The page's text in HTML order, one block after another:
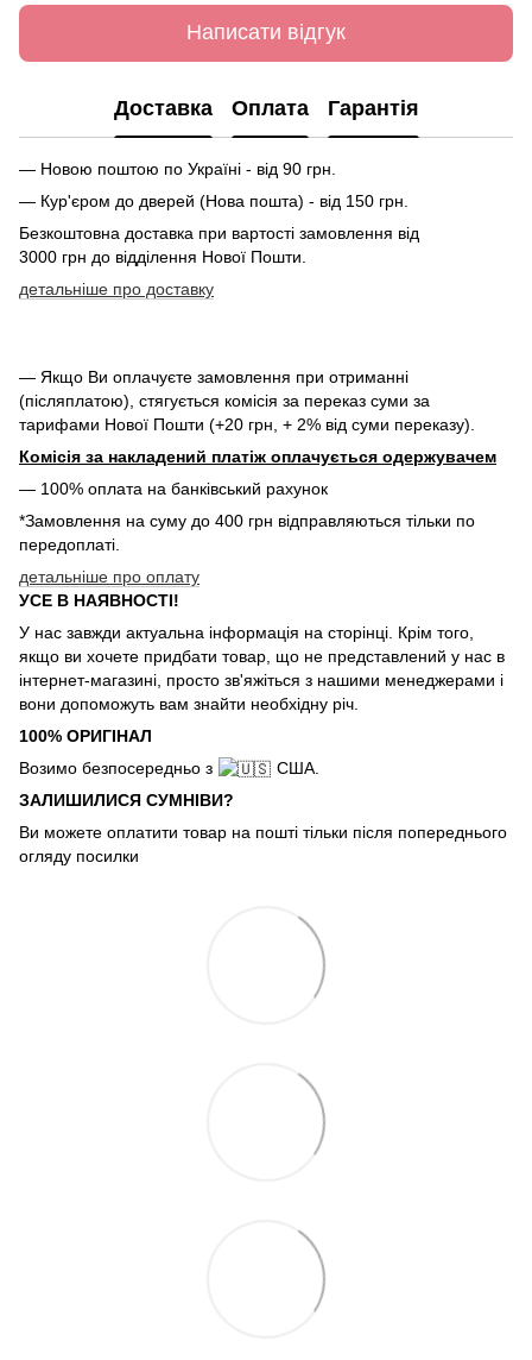
Написати відгук
Доставка Оплата Гарантія
— Новою поштою по Україні - від 90 грн.
— Кур'єром до дверей (Нова пошта) - від 150 грн.
Безкоштовна доставка при вартості замовлення від
3000 грн до відділення Нової Пошти.
детальніше про доставку
— Якщо Ви оплачуєте замовлення при отриманні
(післяплатою), стягується комісія за переказ суми за
тарифами Нової Пошти (+20 грн, + 2% від суми переказу).
Комісія за накладений платіж оплачується одержувачем
— 100% оплата на банківський рахунок
*Замовлення на суму до 400 грн відправляються тільки по
передоплаті.
детальніше про оплату
УСЕ В НАЯВНОСТІ!
У нас завжди актуальна інформація на сторінці. Крім того,
якщо ви хочете придбати товар, що не представлений у нас в
інтернет-магазині, просто зв'яжіться з нашими менеджерами і
вони допоможуть вам знайти необхідну річ.
100% ОРИГІНАЛ
Возимо безпосередньо з
США.
ЗАЛИШИЛИСЯ СУМНІВИ?
Ви можете оплатити товар на пошті тільки після попереднього
огляду посилки